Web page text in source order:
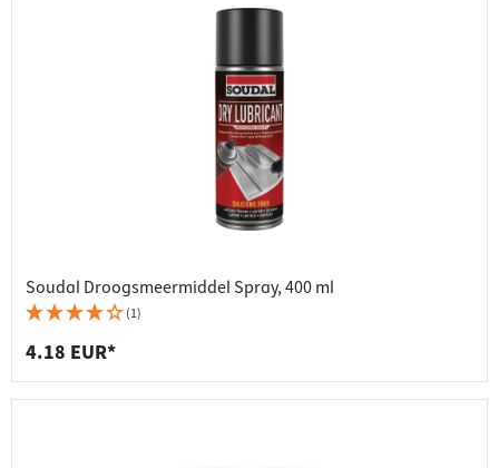
Soudal Droogsmeermiddel Spray, 400 ml
(1)
4.18 EUR*